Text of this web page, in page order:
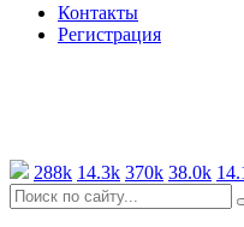
Контакты
Регистрация
288k 14.3k 370k 38.0k